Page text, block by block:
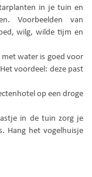
in je tuin en
Voorbeelden van
wilg, wilde tijm en
met water is goed voor
voordeel: deze past
op een droge
in de tuin zorg je
Hang het vogelhuisje